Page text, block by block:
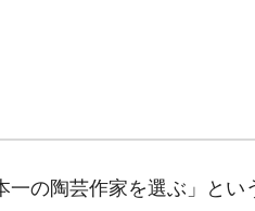
の陶芸作家を選ぶ」と